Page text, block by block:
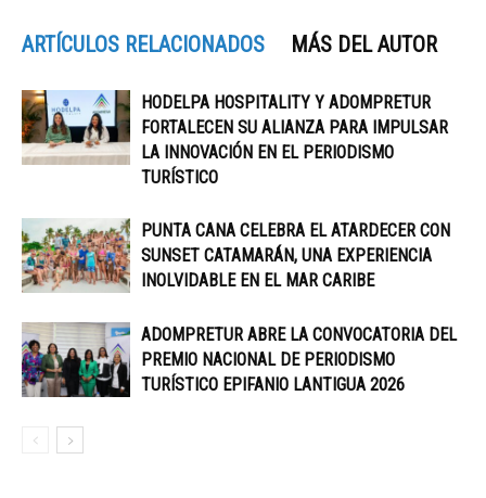
ARTÍCULOS RELACIONADOS MÁS DEL AUTOR
HODELPA HOSPITALITY Y ADOMPRETUR
FORTALECEN SU ALIANZA PARA IMPULSAR
LA INNOVACIÓN EN EL PERIODISMO
TURÍSTICO
PUNTA CANA CELEBRA EL ATARDECER CON
SUNSET CATAMARÁN, UNA EXPERIENCIA
INOLVIDABLE EN EL MAR CARIBE
ADOMPRETUR ABRE LA CONVOCATORIA DEL
PREMIO NACIONAL DE PERIODISMO
TURÍSTICO EPIFANIO LANTIGUA 2026